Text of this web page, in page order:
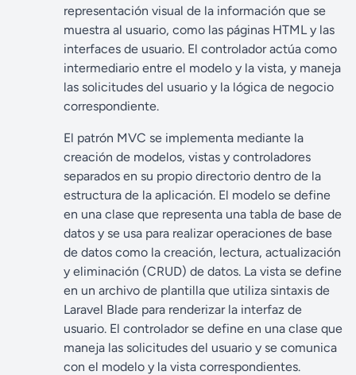
representación visual de la información que se
muestra al usuario, como las páginas HTML y las
interfaces de usuario. El controlador actúa como
intermediario entre el modelo y la vista, y maneja
las solicitudes del usuario y la lógica de negocio
correspondiente.
El patrón MVC se implementa mediante la
creación de modelos, vistas y controladores
separados en su propio directorio dentro de la
estructura de la aplicación. El modelo se define
en una clase que representa una tabla de base de
datos y se usa para realizar operaciones de base
de datos como la creación, lectura, actualización
y eliminación (CRUD) de datos. La vista se define
en un archivo de plantilla que utiliza sintaxis de
Laravel Blade para renderizar la interfaz de
usuario. El controlador se define en una clase que
maneja las solicitudes del usuario y se comunica
con el modelo y la vista correspondientes.